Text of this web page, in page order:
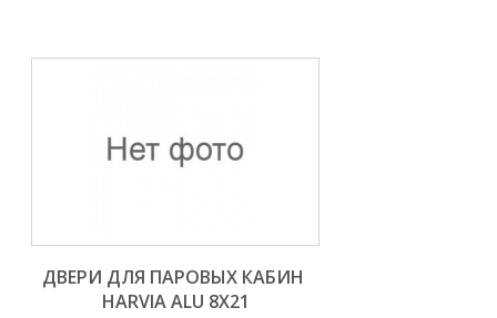
ДВЕРИ ДЛЯ ПАРОВЫХ КАБИН
HARVIA ALU 8X21